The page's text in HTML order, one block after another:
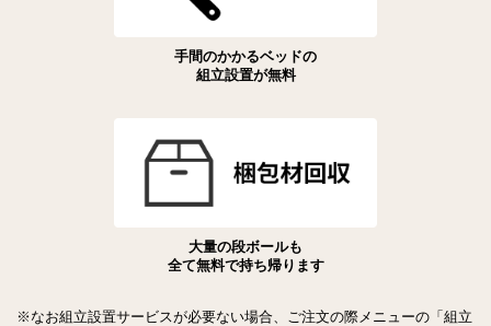
手間のかかるベッドの
組立設置が無料
大量の段ボールも
全て無料で持ち帰ります
※なお組立設置サービスが必要ない場合、ご注文の際メニューの「組立